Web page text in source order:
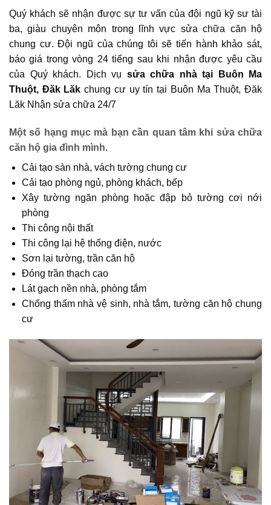
Quý khách sẽ nhận được sự tư vấn của đội ngũ kỹ sư tài
ba, giàu chuyên môn trong lĩnh vực sửa chữa căn hộ
chung cư. Đội ngũ của chúng tôi sẽ tiến hành khảo sát,
báo giá trong vòng 24 tiếng sau khi nhận được yêu cầu
của Quý khách. Dịch vụ sửa chữa nhà tại Buôn Ma
Thuột, Đăk Lăk chung cư uy tín tại Buôn Ma Thuột, Đăk
Lăk Nhận sửa chữa 24/7
Một số hạng mục mà bạn cần quan tâm khi sửa chữa
căn hộ gia đình mình.
Cải tạo sàn nhà, vách tường chung cư
Cải tạo phòng ngủ, phòng khách, bếp
Xây tường ngăn phòng hoặc đập bỏ tường cơi nới
phòng
Thi công nội thất
Thi công lại hệ thống điện, nước
Sơn lại tường, trần căn hộ
Đóng trần thạch cao
Lát gạch nền nhà, phòng tắm
Chống thấm nhà vệ sinh, nhà tắm, tường căn hộ chung
cư